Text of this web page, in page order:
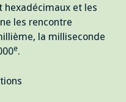
hexadécimaux et les
les rencontre
la milliseconde
e.